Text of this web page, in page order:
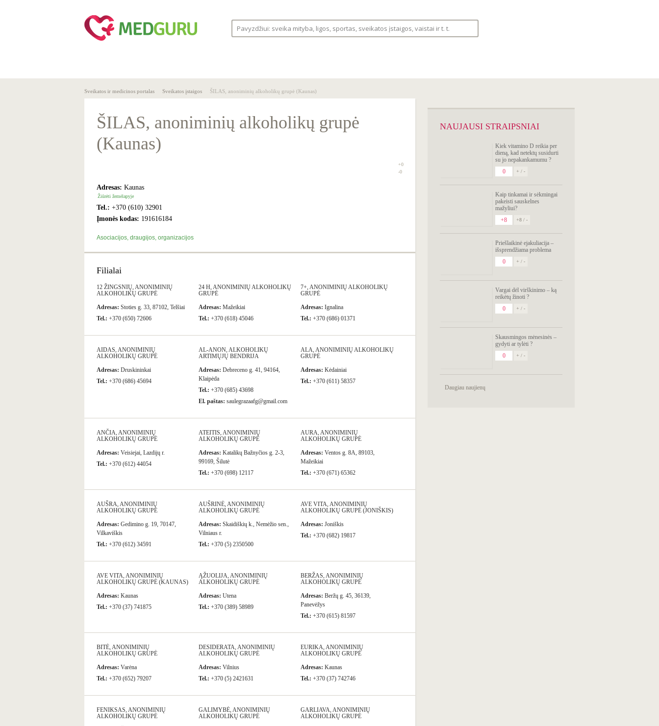
Sveikatos ir medicinos portalas Sveikatos įstaigos ŠILAS, anoniminių alkoholikų grupė (Kaunas)
ŠILAS, anoniminių alkoholikų grupė
(Kaunas)
+0
-0
Adresas: Kaunas
Žiūrėti žemėlapyje
Tel.: +370 (610) 32901
Įmonės kodas: 191616184
Asociacijos, draugijos, organizacijos
Filialai
12 ŽINGSNIŲ, ANONIMINIŲ
ALKOHOLIKŲ GRUPĖ
Adresas: Stoties g. 33, 87102, Telšiai
Tel.: +370 (650) 72606
24 H, ANONIMINIŲ ALKOHOLIKŲ
GRUPĖ
Adresas: Mažeikiai
Tel.: +370 (618) 45046
7+, ANONIMINIŲ ALKOHOLIKŲ
GRUPĖ
Adresas: Ignalina
Tel.: +370 (686) 01371
AIDAS, ANONIMINIŲ
ALKOHOLIKŲ GRUPĖ
Adresas: Druskininkai
Tel.: +370 (686) 45694
AL-ANON, ALKOHOLIKŲ
ARTIMŲJŲ BENDRIJA
Adresas: Debreceno g. 41, 94164,
Klaipėda
Tel.: +370 (685) 43698
El. paštas: saulegrazaafg@gmail.com
ALA, ANONIMINIŲ ALKOHOLIKŲ
GRUPĖ
Adresas: Kėdainiai
Tel.: +370 (611) 58357
ANČIA, ANONIMINIŲ
ALKOHOLIKŲ GRUPĖ
Adresas: Veisiejai, Lazdijų r.
Tel.: +370 (612) 44054
ATEITIS, ANONIMINIŲ
ALKOHOLIKŲ GRUPĖ
Adresas: Katalikų Bažnyčios g. 2-3,
99169, Šilutė
Tel.: +370 (698) 12117
AURA, ANONIMINIŲ
ALKOHOLIKŲ GRUPĖ
Adresas: Ventos g. 8A, 89103,
Mažeikiai
Tel.: +370 (671) 65362
AUŠRA, ANONIMINIŲ
ALKOHOLIKŲ GRUPĖ
Adresas: Gedimino g. 19, 70147,
Vilkaviškis
Tel.: +370 (612) 34591
AUŠRINĖ, ANONIMINIŲ
ALKOHOLIKŲ GRUPĖ
Adresas: Skaidiškių k., Nemėžio sen.,
Vilniaus r.
Tel.: +370 (5) 2350500
AVE VITA, ANONIMINIŲ
ALKOHOLIKŲ GRUPĖ (JONIŠKIS)
Adresas: Joniškis
Tel.: +370 (682) 19817
AVE VITA, ANONIMINIŲ
ALKOHOLIKŲ GRUPĖ (KAUNAS)
Adresas: Kaunas
Tel.: +370 (37) 741875
ĄŽUOLIJA, ANONIMINIŲ
ALKOHOLIKŲ GRUPĖ
Adresas: Utena
Tel.: +370 (389) 58989
BERŽAS, ANONIMINIŲ
ALKOHOLIKŲ GRUPĖ
Adresas: Beržų g. 45, 36139,
Panevėžys
Tel.: +370 (615) 81597
BITĖ, ANONIMINIŲ
ALKOHOLIKŲ GRUPĖ
Adresas: Varėna
Tel.: +370 (652) 79207
DESIDERATA, ANONIMINIŲ
ALKOHOLIKŲ GRUPĖ
Adresas: Vilnius
Tel.: +370 (5) 2421631
EURIKA, ANONIMINIŲ
ALKOHOLIKŲ GRUPĖ
Adresas: Kaunas
Tel.: +370 (37) 742746
FENIKSAS, ANONIMINIŲ
ALKOHOLIKŲ GRUPĖ
GALIMYBĖ, ANONIMINIŲ
ALKOHOLIKŲ GRUPĖ
GARLIAVA, ANONIMINIŲ
ALKOHOLIKŲ GRUPĖ
NAUJAUSI STRAIPSNIAI
Kiek vitamino D reikia per
dieną, kad netektų susidurti
su jo nepakankamumu ?
0
+ / -
Kaip tinkamai ir sėkmingai
pakeisti sauskelnes
mažyliui?
+8
+8 / -
Priešlaikinė ejakuliacija –
išsprendžiama problema
0
+ / -
Vargai dėl virškinimo – ką
reikėtų žinoti ?
0
+ / -
Skausmingos mėnesinės –
gydyti ar tylėti ?
0
+ / -
Daugiau naujienų